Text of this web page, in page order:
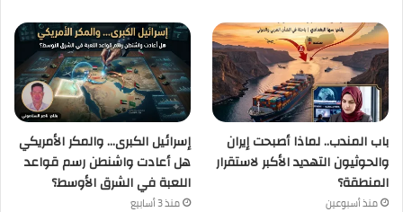
باب المندب.. لماذا أصبحت إيران
والحوثيون التهديد الأكبر لاستقرار
المنطقة؟
منذ أسبوعين
إسرائيل الكبرى… والمكر الأمريكي
هل أعادت واشنطن رسم قواعد
اللعبة في الشرق الأوسط؟
منذ 3 أسابيع